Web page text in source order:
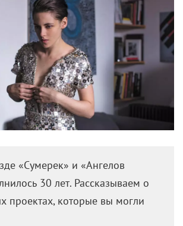
«Сумерек» и «Ангелов
30 лет. Рассказываем о
проектах, которые вы могли